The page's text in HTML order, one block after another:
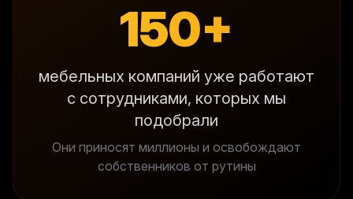
150+
мебельных компаний уже работают
с сотрудниками, которых мы
подобрали
Они приносят миллионы и освобождают
собственников от рутины